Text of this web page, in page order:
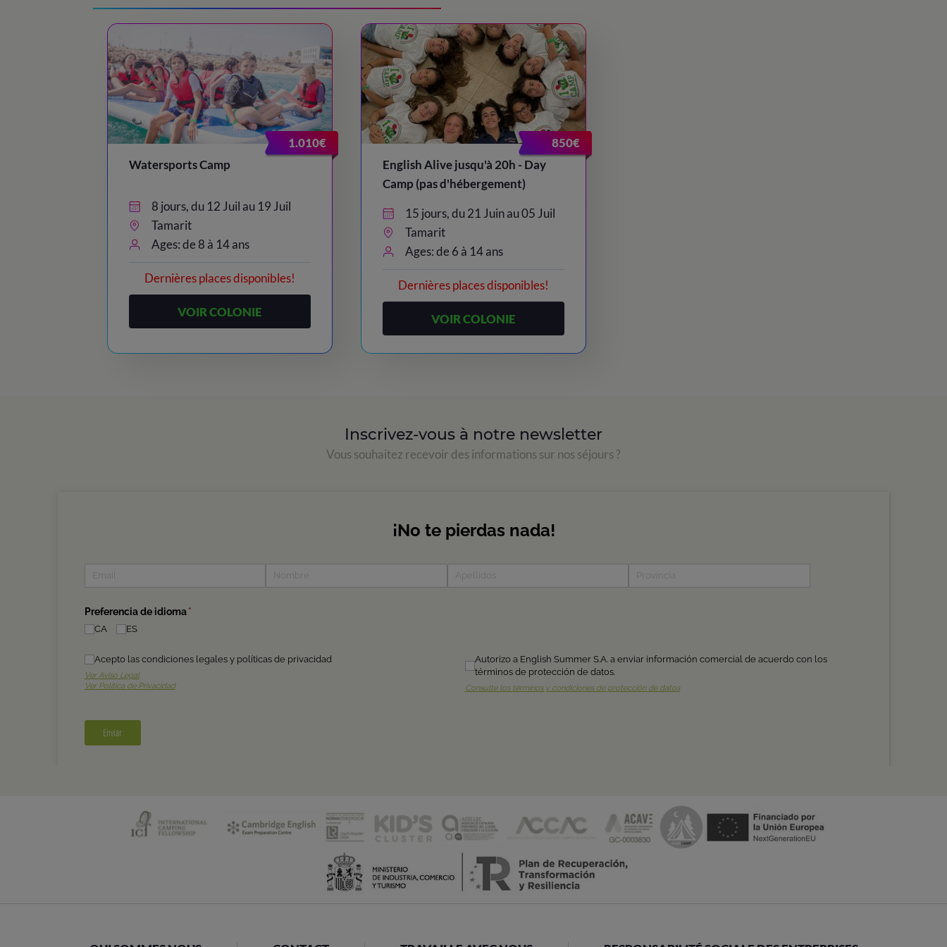
20:00 - 20:30 / Showers
20:30 – 21:30 / Dinner time!
21:45 - 22:45 / Night Party!
/ Lights out
1.010€
Watersports Camp
8 jours, du 12 Juil au 19 Juil
Tamarit
Ages: de 8 à 14 ans
Dernières places disponibles!
VOIR COLONIE
850€
English Alive jusqu'à 20h - Day
Camp (pas d'hébergement)
15 jours, du 21 Juin au 05 Juil
Tamarit
Ages: de 6 à 14 ans
Dernières places disponibles!
VOIR COLONIE
Inscrivez-vous à notre newsletter
Vous souhaitez recevoir des informations sur nos séjours ?